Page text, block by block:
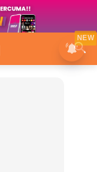
NEW